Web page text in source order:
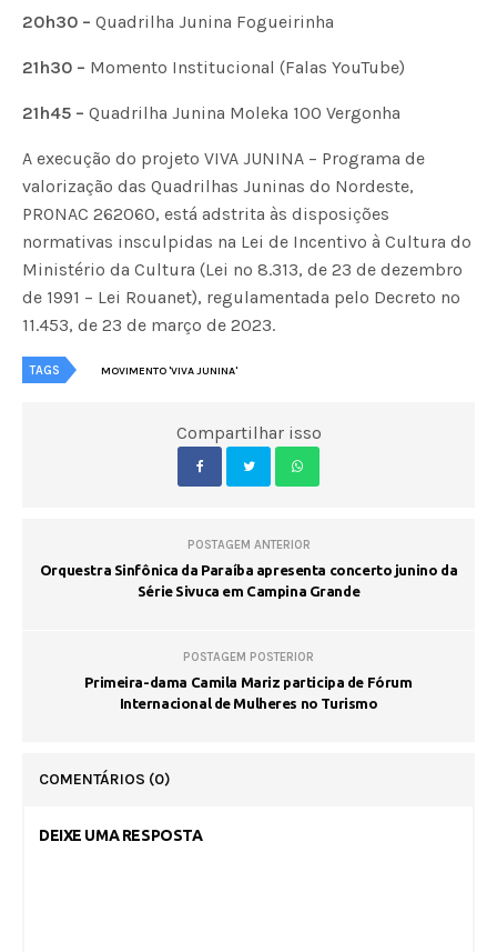
20h30 – Quadrilha Junina Fogueirinha
21h30 – Momento Institucional (Falas YouTube)
21h45 – Quadrilha Junina Moleka 100 Vergonha
A execução do projeto VIVA JUNINA – Programa de
valorização das Quadrilhas Juninas do Nordeste,
PRONAC 262060, está adstrita às disposições
normativas insculpidas na Lei de Incentivo à Cultura do
Ministério da Cultura (Lei nº 8.313, de 23 de dezembro
de 1991 – Lei Rouanet), regulamentada pelo Decreto nº
11.453, de 23 de março de 2023.
TAGS MOVIMENTO 'VIVA JUNINA'
Compartilhar isso
POSTAGEM ANTERIOR
Orquestra Sinfônica da Paraíba apresenta concerto junino da
Série Sivuca em Campina Grande
POSTAGEM POSTERIOR
Primeira-dama Camila Mariz participa de Fórum
Internacional de Mulheres no Turismo
COMENTÁRIOS (0)
DEIXE UMA RESPOSTA